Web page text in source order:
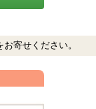
寄せください。